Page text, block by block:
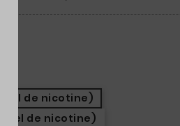
(Sel de nicotine)
(Sel de nicotine)